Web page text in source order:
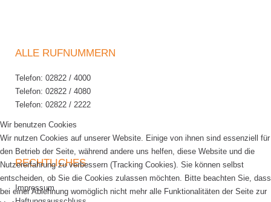
ALLE RUFNUMMERN
Telefon: 02822 / 4000
Telefon: 02822 / 4080
Telefon: 02822 / 2222
RECHTLICHES
Impressum
Wir benutzen Cookies
Wir nutzen Cookies auf unserer Website. Einige von ihnen sind essenziell für
den Betrieb der Seite, während andere uns helfen, diese Website und die
Nutzererfahrung zu verbessern (Tracking Cookies). Sie können selbst
entscheiden, ob Sie die Cookies zulassen möchten. Bitte beachten Sie, dass
bei einer Ablehnung womöglich nicht mehr alle Funktionalitäten der Seite zur